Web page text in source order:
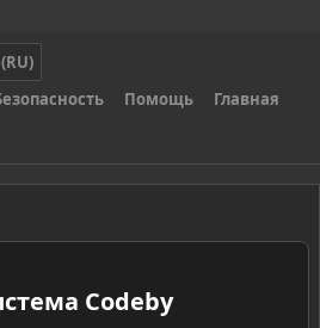
Помощь Главная
Codeby